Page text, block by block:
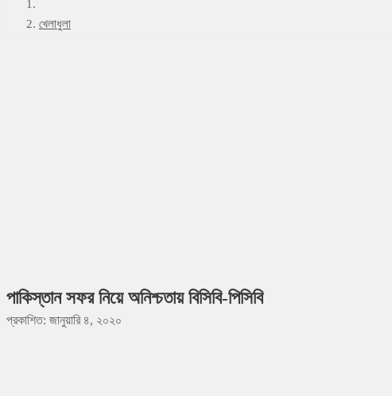
খেলাধুলা
পাকিস্তান সফর নিয়ে অনিশ্চতায় বিসিবি-পিসিবি
প্রকাশিত: জানুয়ারি ৪, ২০২০